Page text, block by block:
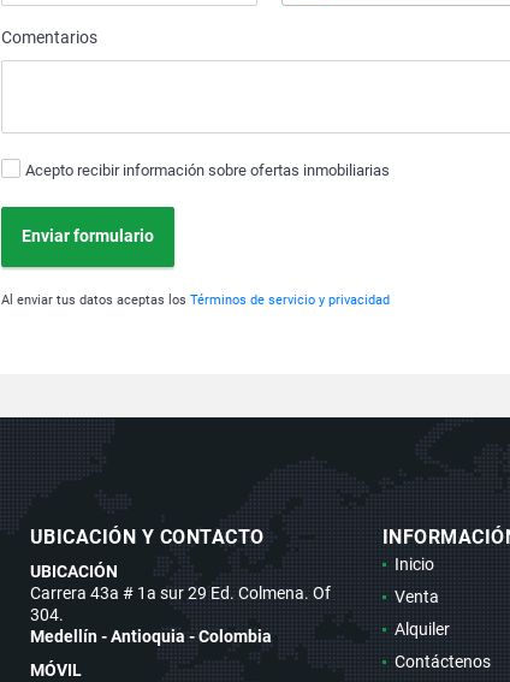
Comentarios
Acepto recibir información sobre ofertas inmobiliarias
Enviar formulario
Al enviar tus datos aceptas losTérminos de servicio y privacidad
UBICACIÓN Y CONTACTO
UBICACIÓN
Carrera 43a # 1a sur 29 Ed. Colmena. Of
304.
Medellín - Antioquia - Colombia
MÓVIL
Inicio
Venta
Alquiler
Contáctenos